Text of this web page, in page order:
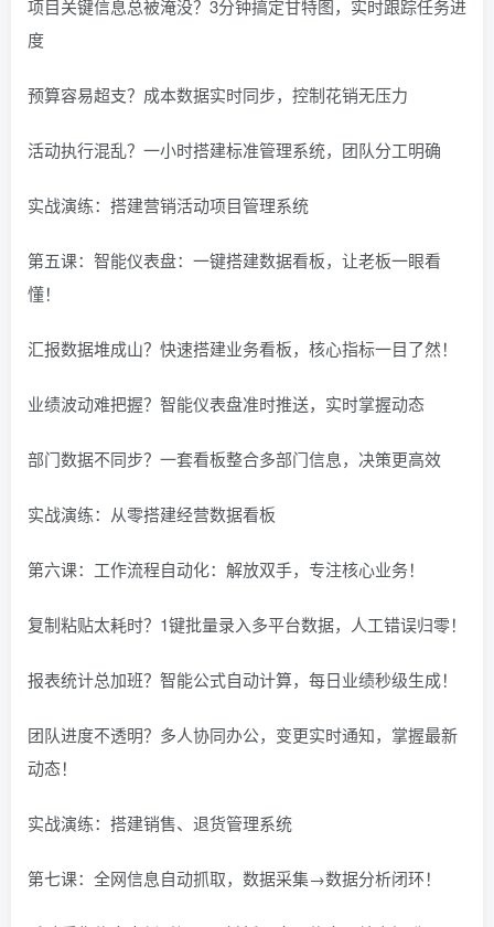
项目关键信息总被淹没？3分钟搞定甘特图，实时跟踪任务进
度
预算容易超支？成本数据实时同步，控制花销无压力
活动执行混乱？一小时搭建标准管理系统，团队分工明确
实战演练：搭建营销活动项目管理系统
第五课：智能仪表盘：一键搭建数据看板，让老板一眼看
懂！
汇报数据堆成山？快速搭建业务看板，核心指标一目了然！
业绩波动难把握？智能仪表盘准时推送，实时掌握动态
部门数据不同步？一套看板整合多部门信息，决策更高效
实战演练：从零搭建经营数据看板
第六课：工作流程自动化：解放双手，专注核心业务！
复制粘贴太耗时？1键批量录入多平台数据，人工错误归零！
报表统计总加班？智能公式自动计算，每日业绩秒级生成！
团队进度不透明？多人协同办公，变更实时通知，掌握最新
动态！
实战演练：搭建销售、退货管理系统
第七课：全网信息自动抓取，数据采集→数据分析闭环！